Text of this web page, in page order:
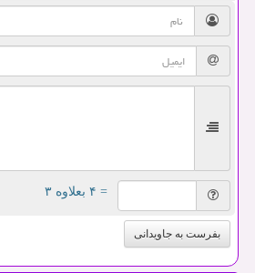
= ۴ بعلاوه ۳
بفرست به جاویدانی